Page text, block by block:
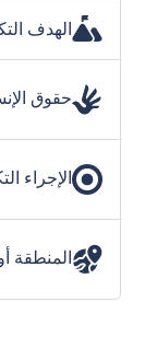
الهدف
حقوق
الإجراء
المنطقة